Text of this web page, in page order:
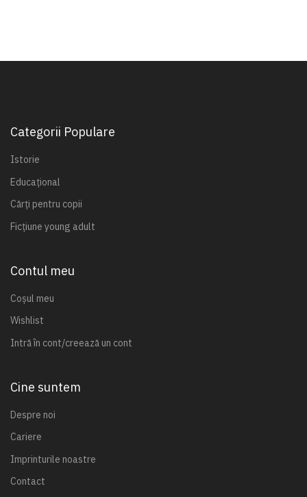
Categorii Populare
Istorie
Educațional
Cărți pentru copii
Ficțiune young adult
Contul meu
Coșul meu
Wishlist
Intră în cont/creează un cont
Cine suntem
Despre noi
Cariere
Imprinturile noastre
Contact